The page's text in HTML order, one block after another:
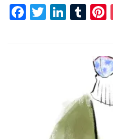
Facebook
Twitter